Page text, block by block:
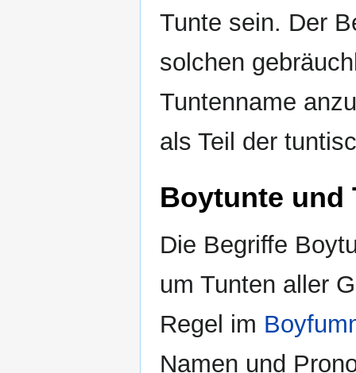
Tunte sein. Der
solchen
Tuntenname
als Teil der
Boytunte und
Die Begriffe
um Tunten aller
Regel im
Namen und